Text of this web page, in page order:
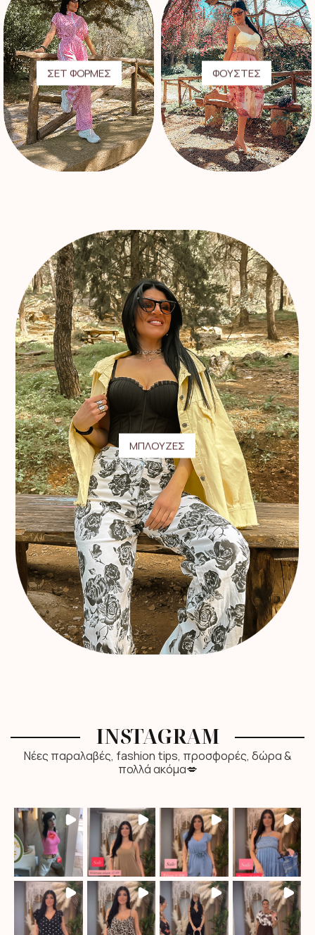
ΣΕΤ ΦΟΡΜΕΣ ΦΟΥΣΤΕΣ
ΜΠΛΟΥΖΕΣ
INSTAGRAM
Νέες παραλαβές, fashion tips, προσφορές, δώρα &
πολλά ακόμα💋